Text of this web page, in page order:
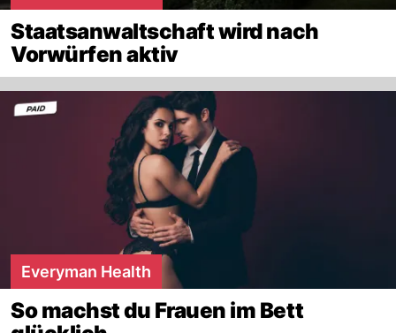
Staatsanwaltschaft wird nach
Vorwürfen aktiv
Everyman Health
So machst du Frauen im Bett